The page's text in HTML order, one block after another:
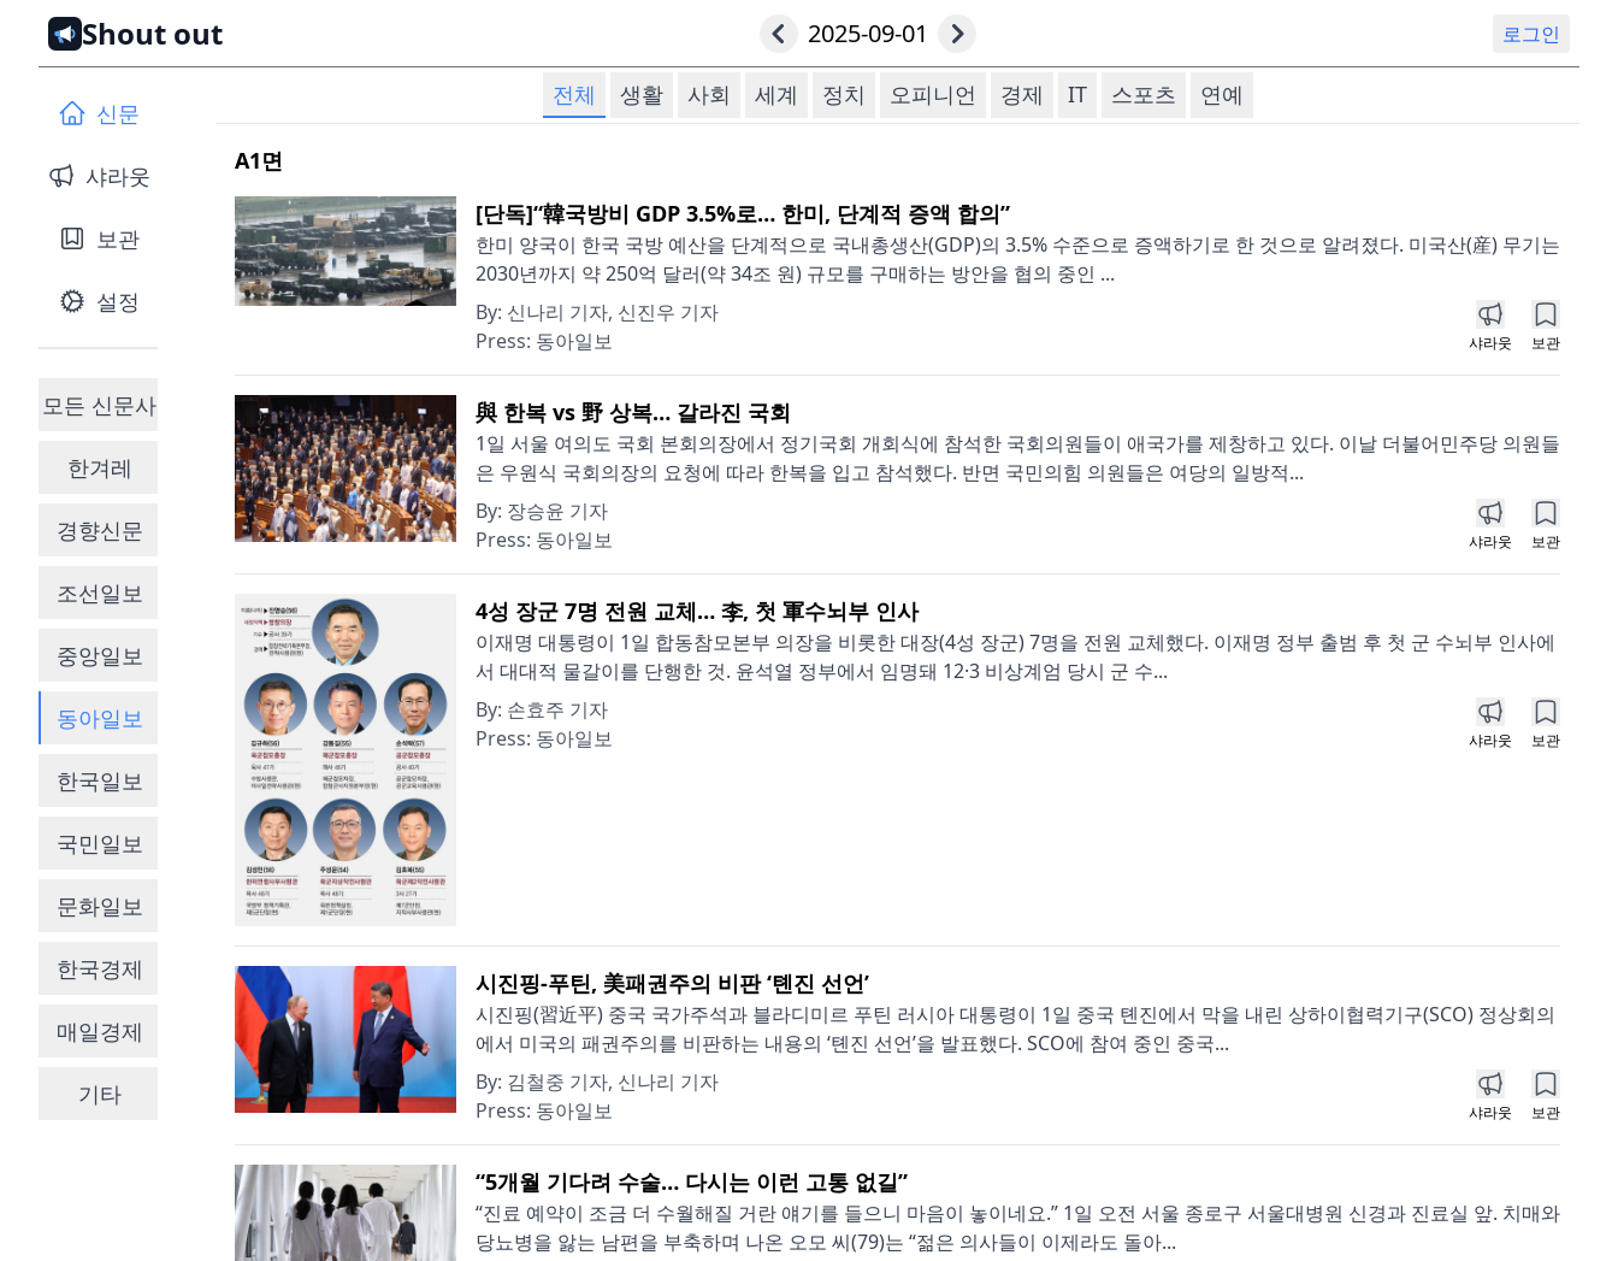
Shout out 2025-09-01 로그인
신문
샤라웃
보관
설정
모든 신문사
한겨레
경향신문
조선일보
중앙일보
동아일보
한국일보
국민일보
문화일보
한국경제
매일경제
기타
전체 생활 사회 세계 정치 오피니언 경제 IT 스포츠 연예
A1면
[단독]“韓국방비 GDP 3.5%로… 한미, 단계적 증액 합의”
한미 양국이 한국 국방 예산을 단계적으로 국내총생산(GDP)의 3.5% 수준으로 증액하기로 한 것으로 알려졌다. 미국산(産) 무기는
2030년까지 약 250억 달러(약 34조 원) 규모를 구매하는 방안을 협의 중인 ...
By: 신나리 기자, 신진우 기자
Press: 동아일보 샤라웃 보관
與 한복 vs 野 상복… 갈라진 국회
1일 서울 여의도 국회 본회의장에서 정기국회 개회식에 참석한 국회의원들이 애국가를 제창하고 있다. 이날 더불어민주당 의원들
은 우원식 국회의장의 요청에 따라 한복을 입고 참석했다. 반면 국민의힘 의원들은 여당의 일방적...
By: 장승윤 기자
Press: 동아일보 샤라웃 보관
4성 장군 7명 전원 교체… 李, 첫 軍수뇌부 인사
이재명 대통령이 1일 합동참모본부 의장을 비롯한 대장(4성 장군) 7명을 전원 교체했다. 이재명 정부 출범 후 첫 군 수뇌부 인사에
서 대대적 물갈이를 단행한 것. 윤석열 정부에서 임명돼 12·3 비상계엄 당시 군 수...
By: 손효주 기자
Press: 동아일보 샤라웃 보관
시진핑-푸틴, 美패권주의 비판 ‘톈진 선언’
시진핑(習近平) 중국 국가주석과 블라디미르 푸틴 러시아 대통령이 1일 중국 톈진에서 막을 내린 상하이협력기구(SCO) 정상회의
에서 미국의 패권주의를 비판하는 내용의 ‘톈진 선언’을 발표했다. SCO에 참여 중인 중국...
By: 김철중 기자, 신나리 기자
Press: 동아일보 샤라웃 보관
“5개월 기다려 수술… 다시는 이런 고통 없길”
“진료 예약이 조금 더 수월해질 거란 얘기를 들으니 마음이 놓이네요.” 1일 오전 서울 종로구 서울대병원 신경과 진료실 앞. 치매와
당뇨병을 앓는 남편을 부축하며 나온 오모 씨(79)는 “젊은 의사들이 이제라도 돌아...